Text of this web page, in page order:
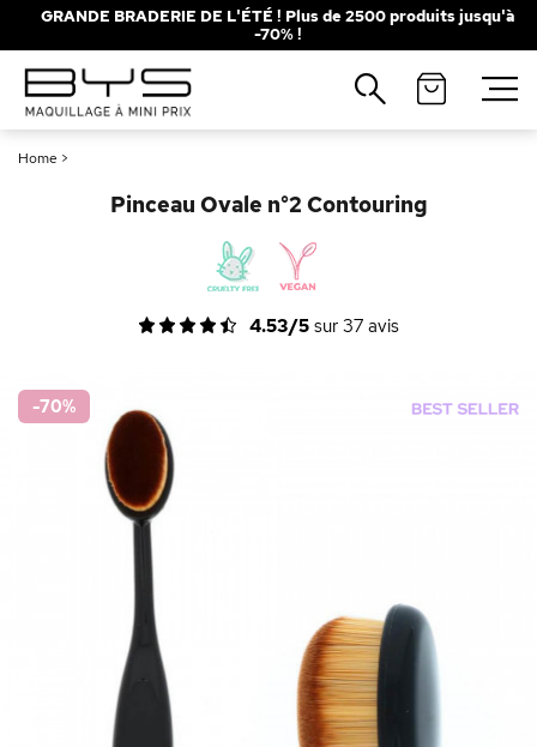
GRANDE BRADERIE DE L'ÉTÉ ! Plus de 2500 produits jusqu'à
-70% !
Home >
Pinceau Ovale n°2 Contouring
4.53/5 sur 37 avis
-70%
Fermer
Recherches populaires
Brumes